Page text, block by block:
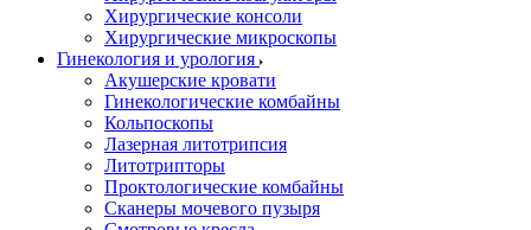
Хирургические консоли
Хирургические микроскопы
Гинекология и урология
Акушерские кровати
Гинекологические комбайны
Кольпоскопы
Лазерная литотрипсия
Литотрипторы
Проктологические комбайны
Сканеры мочевого пузыря